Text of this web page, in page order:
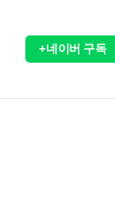
+네이버 구독